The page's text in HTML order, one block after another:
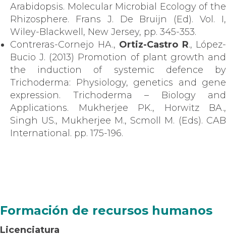
Arabidopsis. Molecular Microbial Ecology of the
Rhizosphere. Frans J. De Bruijn (Ed). Vol. I,
Wiley-Blackwell, New Jersey, pp. 345-353.
Contreras-Cornejo HA., Ortiz-Castro R., López-
Bucio J. (2013) Promotion of plant growth and
the induction of systemic defence by
Trichoderma: Physiology, genetics and gene
expression. Trichoderma – Biology and
Applications. Mukherjee PK., Horwitz BA.,
Singh US., Mukherjee M., Scmoll M. (Eds). CAB
International. pp. 175-196.
Formación de recursos humanos
Licenciatura